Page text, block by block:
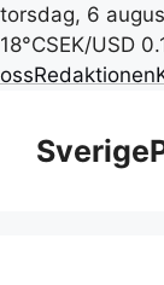
torsdag, 6
18°CSEK/USD
ossRedaktionen
innehåll